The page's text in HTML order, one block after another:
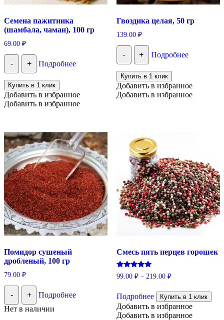
Семена пажитника
(шамбала, чаман), 100 гр
69.00 ₽
- + Подробнее
Купить в 1 клик
Добавить в избранное
Добавить в избранное
Гвоздика целая, 50 гр
139.00 ₽
- + Подробнее
Купить в 1 клик
Добавить в избранное
Добавить в избранное
Помидор сушеный
дробленый, 100 гр
79.00 ₽
- +
Подробнее
Нет в наличии
Смесь пять перцев горошек
Оценка
5.00
99.00 ₽– 219.00 ₽
Подробнеетовар
имеет
несколько
Купить в 1 клик
Добавить в избранное
Добавить в избранное